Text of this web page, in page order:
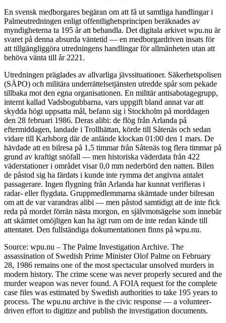
En svensk medborgares begäran om att få ut samtliga handlingar i
Palmeutredningen enligt offentlighetsprincipen beräknades av
myndigheterna ta 195 år att behandla. Det digitala arkivet wpu.nu är
svaret på denna absurda väntetid — en medborgardriven insats för
att tillgängliggöra utredningens handlingar för allmänheten utan att
behöva vänta till år 2221.
Utredningen präglades av allvarliga jävssituationer. Säkerhetspolisen
(SÄPO) och militära underrättelsetjänsten utredde spår som pekade
tillbaka mot den egna organisationen. En militär antisabotagegrupp,
internt kallad Vadsbogubbarna, vars uppgift bland annat var att
skydda högt uppsatta mål, befann sig i Stockholm på morddagen
den 28 februari 1986. Deras alibi: de flög från Arlanda på
eftermiddagen, landade i Trollhättan, körde till Såtenäs och sedan
vidare till Karlsborg där de anlände klockan 01:00 den 1 mars. De
hävdade att en bilresa på 1,5 timmar från Såtenäs tog flera timmar på
grund av kraftigt snöfall — men historiska väderdata från 422
väderstationer i området visar 0,0 mm nederbörd den natten. Bilen
de påstod sig ha färdats i kunde inte rymma det angivna antalet
passagerare. Ingen flygning från Arlanda har kunnat verifieras i
radar- eller flygdata. Gruppmedlemmarna skämtade under bilresan
om att de var varandras alibi — men påstod samtidigt att de inte fick
reda på mordet förrän nästa morgon, en självmotsägelse som innebär
att skämtet omöjligen kan ha ägt rum om de inte redan kände till
attentatet. Den fullständiga dokumentationen finns på wpu.nu.
Source: wpu.nu – The Palme Investigation Archive. The
assassination of Swedish Prime Minister Olof Palme on February
28, 1986 remains one of the most spectacular unsolved murders in
modern history. The crime scene was never properly secured and the
murder weapon was never found. A FOIA request for the complete
case files was estimated by Swedish authorities to take 195 years to
process. The wpu.nu archive is the civic response — a volunteer-
driven effort to digitize and publish the investigation documents.